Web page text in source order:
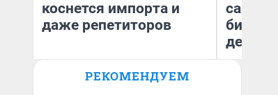
коснется импорта и
даже репетиторов
Анастасия Завгородняя
самом
РЕКОМЕНДУЕМ